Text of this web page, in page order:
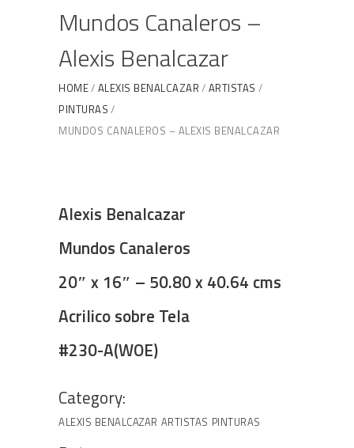
Mundos Canaleros –
Alexis Benalcazar
HOME ALEXIS BENALCAZAR
ARTISTAS
PINTURAS
MUNDOS CANALEROS – ALEXIS BENALCAZAR
Alexis Benalcazar
Mundos Canaleros
20″ x 16″ – 50.80 x 40.64 cms
Acrilico sobre Tela
#230-A(WOE)
Category:
ALEXIS BENALCAZAR ARTISTAS PINTURAS